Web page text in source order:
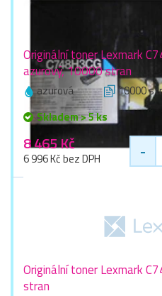
Originální toner Lexmark
azurový, 10000 stran
azurová 10000
Skladem > 5 ks
8 465 Kč
6 996 Kč bez DPH -
Originální toner Lexmark
stran